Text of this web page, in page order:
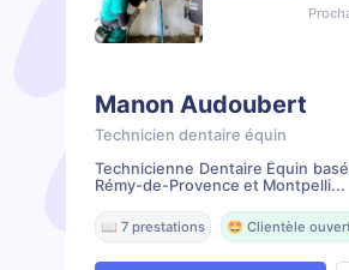
Manon Audoubert
Technicien dentaire équin
Technicienne Dentaire Équin
Rémy-de-Provence et Montpelli...
📖 7 prestations 🤩 Clientèle